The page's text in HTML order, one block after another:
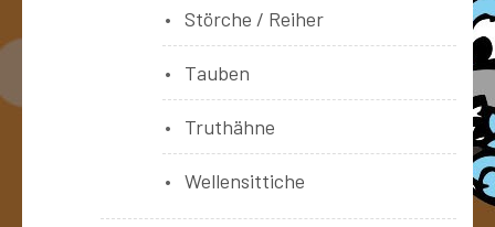
Störche / Reiher
Tauben
Truthähne
Wellensittiche